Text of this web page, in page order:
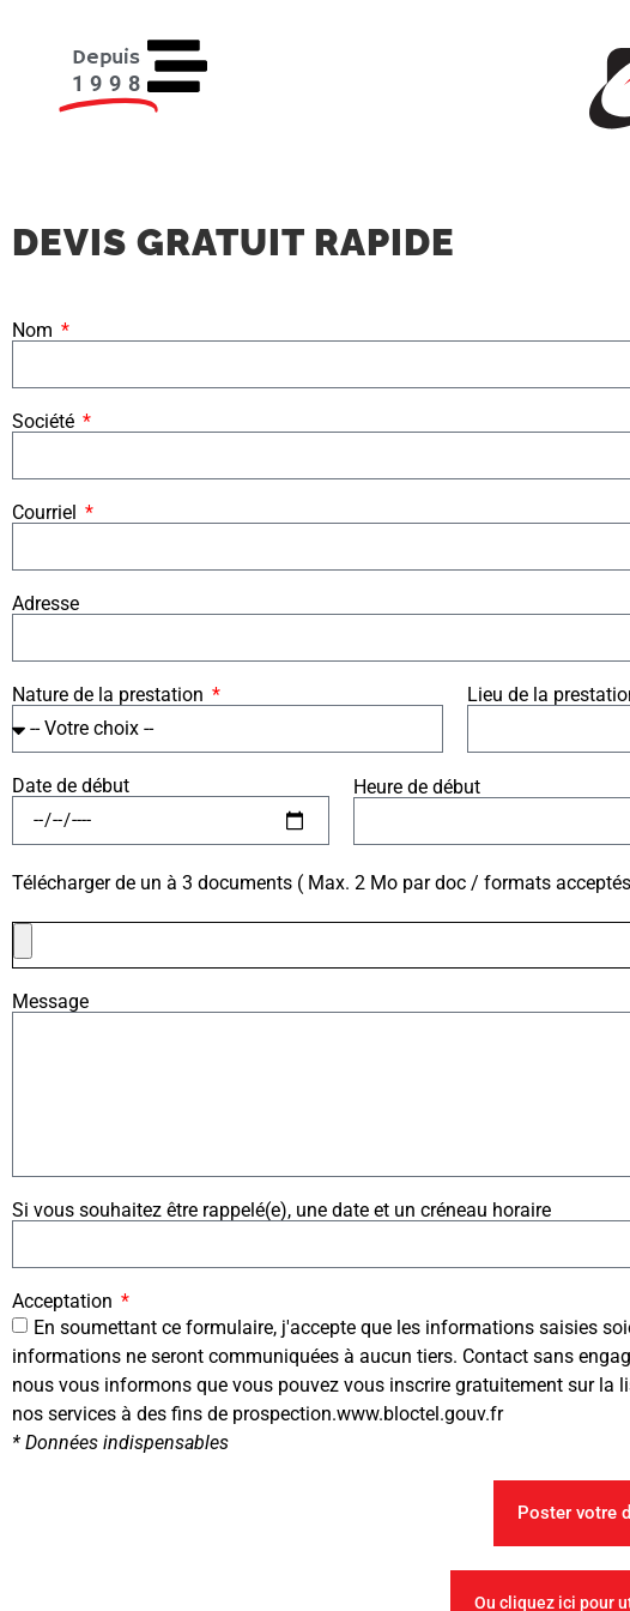
Depuis
1998
DEVIS GRATUIT RAPIDE
Nom
Société
Courriel
Adresse
Nature de la prestation Lieu de la
Date de début Heure de début
Télécharger de un à 3 documents ( Max. 2 Mo par doc / formats
Message
Si vous souhaitez être rappelé(e), une date et un créneau horaire
Acceptation
En soumettant ce formulaire, j'accepte que les informations saisies
informations ne seront communiquées à aucun tiers. Contact sans
nous vous informons que vous pouvez vous inscrire gratuitement sur la
nos services à des fins de prospection.www.bloctel.gouv.fr
* Données indispensables
Poster votre
Ou cliquez ici pour